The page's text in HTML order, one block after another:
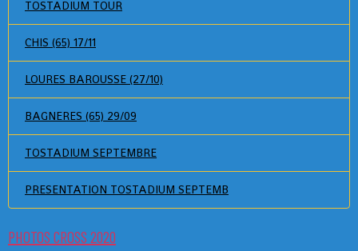
TOSTADIUM TOUR
CHIS (65) 17/11
LOURES BAROUSSE (27/10)
BAGNERES (65) 29/09
TOSTADIUM SEPTEMBRE
PRESENTATION TOSTADIUM SEPTEMB
PHOTOS CROSS 2020